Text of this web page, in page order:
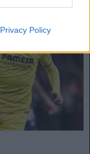
Privacy Policy